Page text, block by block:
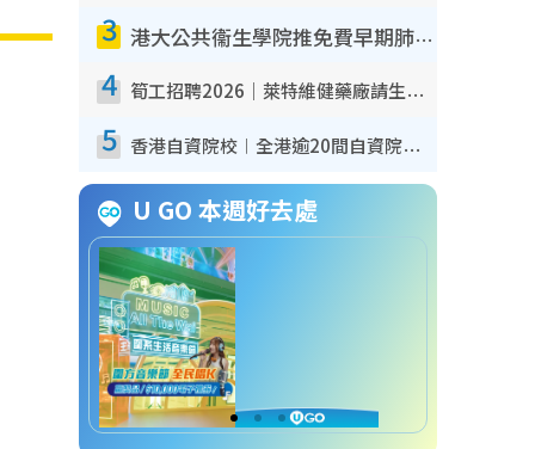
3 港大公共衞生學院推免費早期肺癌篩查！合資格人士將獲全額資助定期血液化驗／電腦斷層掃描／風險評估
4 筍工招聘2026｜萊特維健藥廠請生產操作員！月薪高達$1.7萬 冷氣廠房/五天工作/保證雙糧
5 香港自資院校︱全港逾20間自資院校課程報名攻略 留位費可退/申請日期/報名連結
U GO 本週好去處